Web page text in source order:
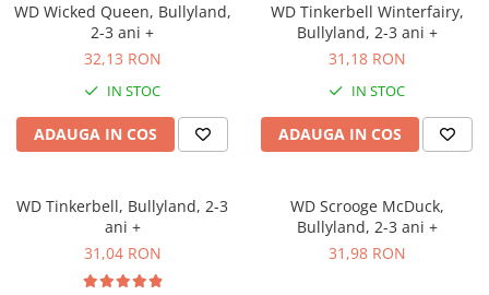
WD Wicked Queen, Bullyland,
2-3 ani +
32,13 RON
IN STOC
ADAUGA IN COS
WD Tinkerbell Winterfairy,
Bullyland, 2-3 ani +
31,18 RON
IN STOC
ADAUGA IN COS
WD Tinkerbell, Bullyland, 2-3
ani +
31,04 RON
WD Scrooge McDuck,
Bullyland, 2-3 ani +
31,98 RON